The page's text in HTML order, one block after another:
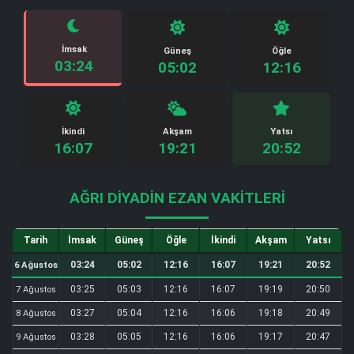
İmsak
03:24
Güneş
05:02
Öğle
12:16
İkindi
16:07
Akşam
19:21
Yatsı
20:52
AĞRI DIYADIN EZAN VAKITLERI
Tarih İmsak Güneş Öğle İkindi Akşam Yatsı
6 Ağustos 03:24 05:02 12:16 16:07 19:21 20:52
7 Ağustos 03:25 05:03 12:16 16:07 19:19 20:50
8 Ağustos 03:27 05:04 12:16 16:06 19:18 20:49
9 Ağustos 03:28 05:05 12:16 16:06 19:17 20:47